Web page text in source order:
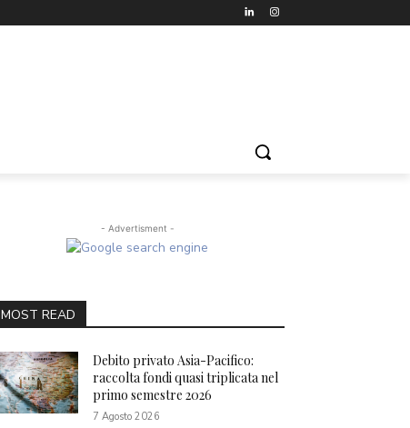
- Advertisment -
MOST READ
Debito privato Asia-Pacifico:
raccolta fondi quasi triplicata nel
primo semestre 2026
7 Agosto 2026